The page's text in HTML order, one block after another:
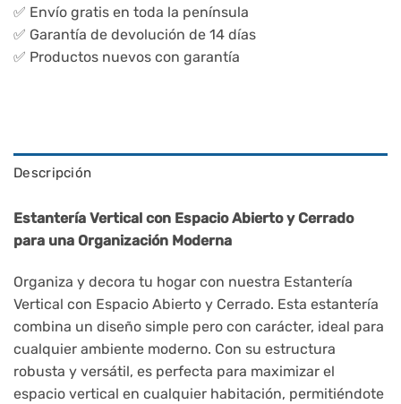
✅ Envío gratis en toda la península
✅ Garantía de devolución de 14 días
✅ Productos nuevos con garantía
Descripción
Estantería Vertical con Espacio Abierto y Cerrado
para una Organización Moderna
Organiza y decora tu hogar con nuestra Estantería
Vertical con Espacio Abierto y Cerrado. Esta estantería
combina un diseño simple pero con carácter, ideal para
cualquier ambiente moderno. Con su estructura
robusta y versátil, es perfecta para maximizar el
espacio vertical en cualquier habitación, permitiéndote